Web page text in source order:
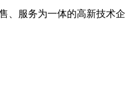
、服务为一体的高新技术企